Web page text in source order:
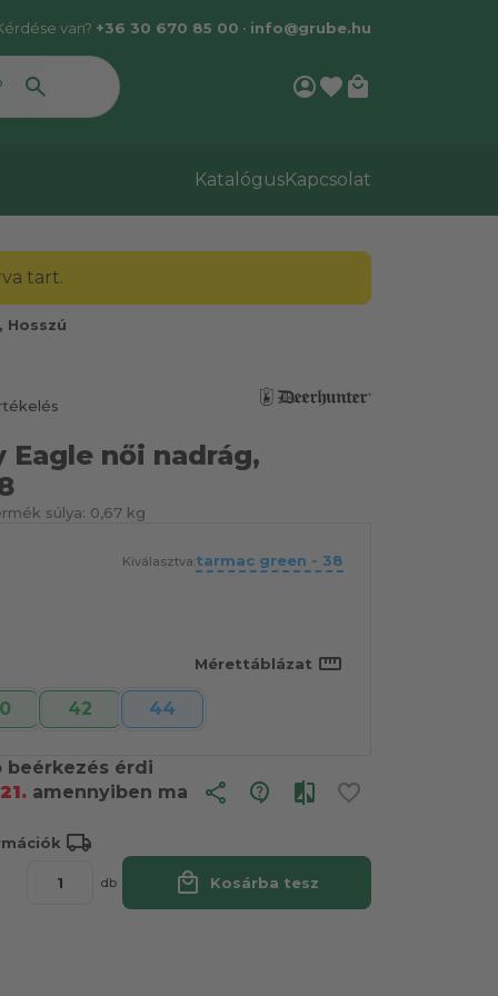
van? +36 30 670 85 00 • info@grube.hu
account_circlefavorite local_mall
KatalógusKapcsolat
tart.
Hosszú
női nadrág,
súlya: 0,67 kg
Kiválasztva:tarmac green - 38
Mérettáblázat straighten
42 44
beérkezés érdi
amennyiben ma
share
local_shipping
db local_mall Kosárba tesz